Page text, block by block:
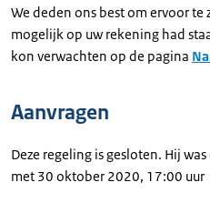
We deden ons best om ervoor te
mogelijk op uw rekening had
kon verwachten op de pagina
Aanvragen
Deze regeling is gesloten. Hij
met 30 oktober 2020, 17:00 uur